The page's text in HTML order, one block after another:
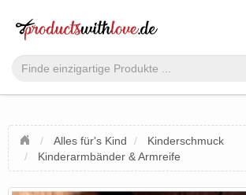
Alles für's Kind
Kinderschmuck
Kinderarmbänder & Armreife